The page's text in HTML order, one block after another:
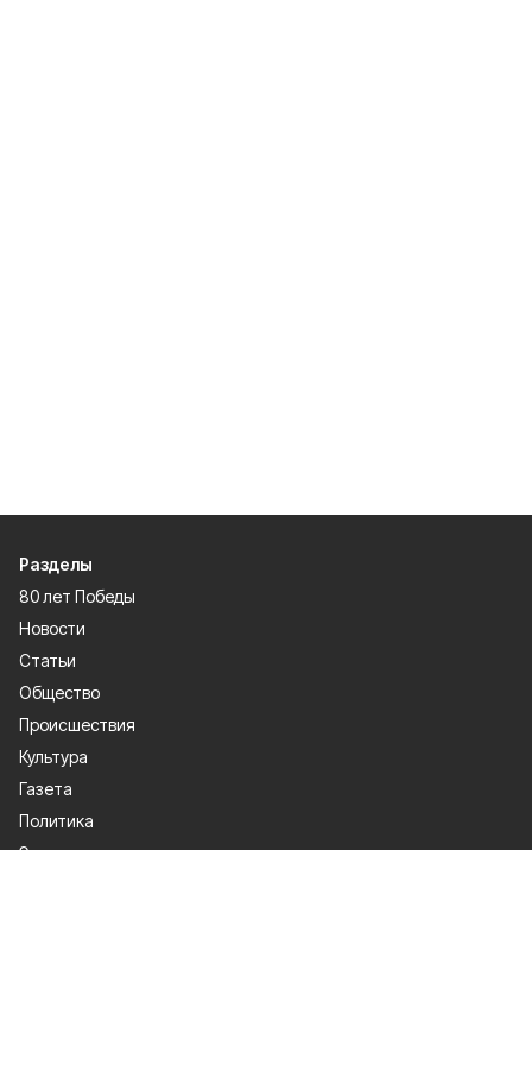
Разделы
80 лет Победы
Новости
Статьи
Общество
Происшествия
Культура
Газета
Политика
Экономика